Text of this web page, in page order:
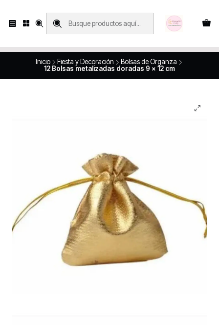
Inicio Fiesta y Decoración
Bolsas de Organza
12 Bolsas metalizadas doradas 9 x 12 cm